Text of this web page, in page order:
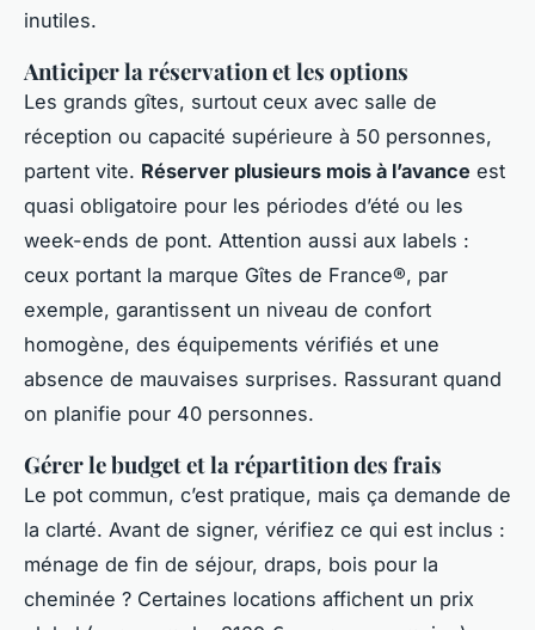
inutiles.
Anticiper la réservation et les options
Les grands gîtes, surtout ceux avec salle de
réception ou capacité supérieure à 50 personnes,
partent vite. Réserver plusieurs mois à l’avance est
quasi obligatoire pour les périodes d’été ou les
week-ends de pont. Attention aussi aux labels :
ceux portant la marque Gîtes de France®, par
exemple, garantissent un niveau de confort
homogène, des équipements vérifiés et une
absence de mauvaises surprises. Rassurant quand
on planifie pour 40 personnes.
Gérer le budget et la répartition des frais
Le pot commun, c’est pratique, mais ça demande de
la clarté. Avant de signer, vérifiez ce qui est inclus :
ménage de fin de séjour, draps, bois pour la
cheminée ? Certaines locations affichent un prix